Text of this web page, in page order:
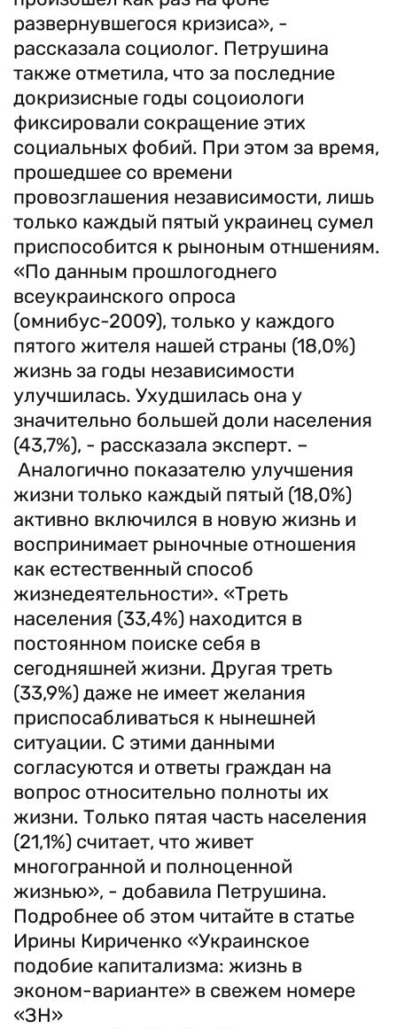
развернувшегося кризиса», -
рассказала социолог. Петрушина
также отметила, что за последние
докризисные годы соцоиологи
фиксировали сокращение этих
социальных фобий. При этом за время,
прошедшее со времени
провозглашения независимости, лишь
только каждый пятый украинец сумел
приспособится к рыноным отншениям.
«По данным прошлогоднего
всеукраинского опроса
(омнибус-2009), только у каждого
пятого жителя нашей страны (18,0%)
жизнь за годы независимости
улучшилась. Ухудшилась она у
значительно большей доли населения
(43,7%), - рассказала эксперт. –
Аналогично показателю улучшения
жизни только каждый пятый (18,0%)
активно включился в новую жизнь и
воспринимает рыночные отношения
как естественный способ
жизнедеятельности». «Треть
населения (33,4%) находится в
постоянном поиске себя в
сегодняшней жизни. Другая треть
(33,9%) даже не имеет желания
приспосабливаться к нынешней
ситуации. С этими данными
согласуются и ответы граждан на
вопрос относительно полноты их
жизни. Только пятая часть населения
(21,1%) считает, что живет
многогранной и полноценной
жизнью», - добавила Петрушина.
Подробнее об этом читайте в статье
Ирины Кириченко «Украинское
подобие капитализма: жизнь в
эконом-варианте» в свежем номере
«ЗН»